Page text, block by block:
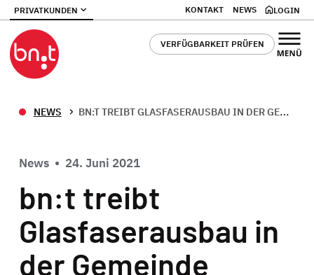
PRIVATKUNDEN KONTAKT NEWS LOGIN
VERFÜGBARKEIT PRÜFEN
NEWS BN:T TREIBT GLASFASERAUSBAU IN DER GEMEINDE SWISTTAL VORAN: BLATZHEIM NETWORKS TELECOM GMBH WILL NUN AUCH IN HEIMERZHEIM INVESTIEREN.
News • 24. Juni 2021
bn:t treibt
Glasfaserausbau in
der Gemeinde